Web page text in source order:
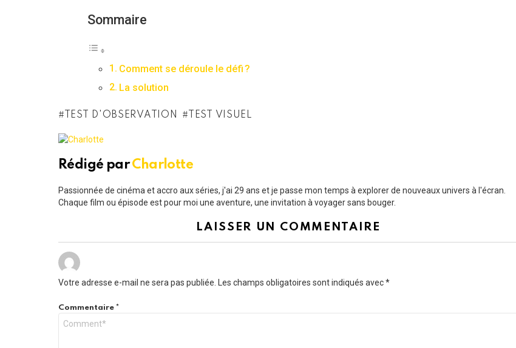
Sommaire
Comment se déroule le défi ?
La solution
TEST D'OBSERVATION TEST VISUEL
Rédigé parCharlotte
Passionnée de cinéma et accro aux séries, j'ai 29 ans et je passe mon temps à explorer de nouveaux univers à l'écran.
Chaque film ou épisode est pour moi une aventure, une invitation à voyager sans bouger.
LAISSER UN COMMENTAIRE
Votre adresse e-mail ne sera pas publiée. Les champs obligatoires sont indiqués avec*
Commentaire *